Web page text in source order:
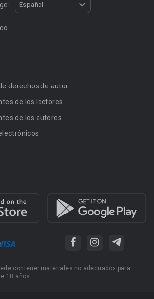
Español
derechos de autor
de los lectores
de los autores
contener materiales no adecuados para
18 años.